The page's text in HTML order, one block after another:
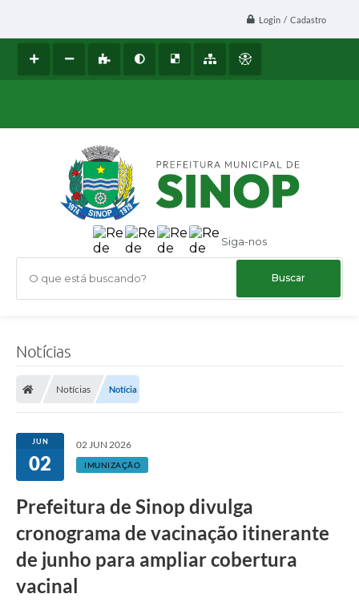
Login / Cadastro
Siga-nos
O que está buscando?
Notícias
Notícias Notícia
JUN
02
02 JUN 2026
IMUNIZAÇÃO
Prefeitura de Sinop divulga
cronograma de vacinação itinerante
de junho para ampliar cobertura
vacinal
h
a
y